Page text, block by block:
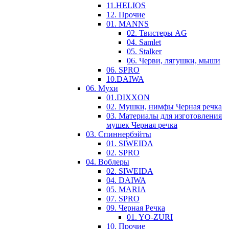
11.HELIOS
12. Прочие
01. MANNS
02. Твистеры AG
04. Samlet
05. Stalker
06. Черви, лягушки, мыши
06. SPRO
10.DAIWA
06. Мухи
01.DIXXON
02. Мушки, нимфы Черная речка
03. Материалы для изготовления
мушек Черная речка
03. Cпиннербэйты
01. SIWEIDA
02. SPRO
04. Воблеры
02. SIWEIDA
04. DAIWA
05. MARIA
07. SPRO
09. Черная Речка
01. YO-ZURI
10. Прочие